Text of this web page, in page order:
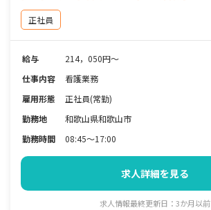
正社員
給与
214，050円～
仕事内容
看護業務
雇用形態
正社員(常勤)
勤務地
和歌山県和歌山市
勤務時間
08:45～17:00
求人詳細を見る
求人情報最終更新日：3か月以前